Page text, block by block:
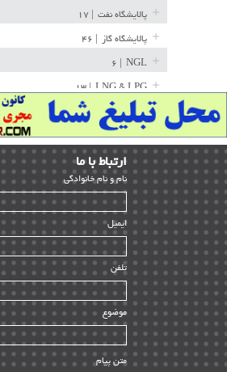
پالایشگاه نفت
پالایشگاه گاز
NGL
LNG & LPG | ۱۳
خط لوله | ۳۶
مخازن ذخیره | ۱۵
پتروشیمی | ۱۴
بازرسی و QC | ۱۵
HSE | ۳۹
ساخت و نصب | ۱۲
راه اندازی | ۹
سازندگان و تامین کنندگان | ۱۰
تامین مالی و سرمایه گذاری | ۳۲
ماشین آلات
مدیریت پروژه
ارﺗﺒﺎط ﺑﺎ ما
ﻧﺎم و ﻧﺎم ﺧﺎﻧﻮادﮔﻰ
ایمیل
تلفن
موضوع
متن پیام